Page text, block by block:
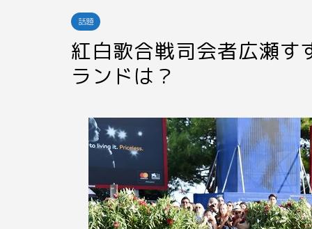
話題
紅白歌合戦司会者広瀬す
ランドは？